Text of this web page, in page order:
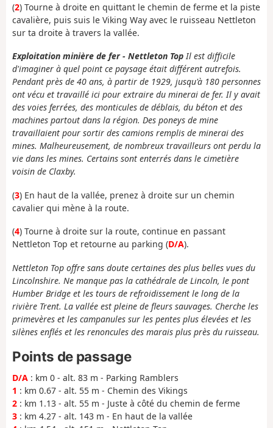
(2) Tourne à droite en quittant le chemin de ferme et la piste
cavalière, puis suis le Viking Way avec le ruisseau Nettleton
sur ta droite à travers la vallée.
Exploitation minière de fer - Nettleton TopIl est difficile
d'imaginer à quel point ce paysage était différent autrefois.
Pendant près de 40 ans, à partir de 1929, jusqu'à 180 personnes
ont vécu et travaillé ici pour extraire du minerai de fer. Il y avait
des voies ferrées, des monticules de déblais, du béton et des
machines partout dans la région. Des poneys de mine
travaillaient pour sortir des camions remplis de minerai des
mines. Malheureusement, de nombreux travailleurs ont perdu la
vie dans les mines. Certains sont enterrés dans le cimetière
voisin de Claxby.
(3) En haut de la vallée, prenez à droite sur un chemin
cavalier qui mène à la route.
(4) Tourne à droite sur la route, continue en passant
Nettleton Top et retourne au parking (D/A).
Nettleton Top offre sans doute certaines des plus belles vues du
Lincolnshire. Ne manque pas la cathédrale de Lincoln, le pont
Humber Bridge et les tours de refroidissement le long de la
rivière Trent. La vallée est pleine de fleurs sauvages. Cherche les
primevères et les campanules sur les pentes plus élevées et les
silènes enflés et les renoncules des marais plus près du ruisseau.
Points de passage
D/A : km 0 - alt. 83 m - Parking Ramblers
1 : km 0.67 - alt. 55 m - Chemin des Vikings
2 : km 1.13 - alt. 55 m - Juste à côté du chemin de ferme
3 : km 4.27 - alt. 143 m - En haut de la vallée